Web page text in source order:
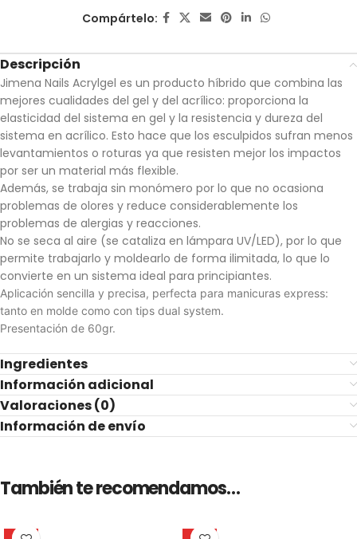
Compártelo:
Descripción
Jimena Nails Acrylgel es un producto híbrido que combina las
mejores cualidades del gel y del acrílico: proporciona la
elasticidad del sistema en gel y la resistencia y dureza del
sistema en acrílico. Esto hace que los esculpidos sufran menos
levantamientos o roturas ya que resisten mejor los impactos
por ser un material más flexible.
Además, se trabaja sin monómero por lo que no ocasiona
problemas de olores y reduce considerablemente los
problemas de alergias y reacciones.
No se seca al aire (se cataliza en lámpara UV/LED), por lo que
permite trabajarlo y moldearlo de forma ilimitada, lo que lo
convierte en un sistema ideal para principiantes.
Aplicación sencilla y precisa, perfecta para manicuras express:
tanto en molde como con tips dual system.
Presentación de 60gr.
Ingredientes
Información adicional
Valoraciones (0)
Información de envío
También te recomendamos…